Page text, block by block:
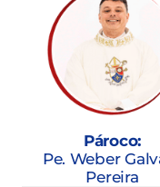
Pároco:
Pe. Weber
Pereira